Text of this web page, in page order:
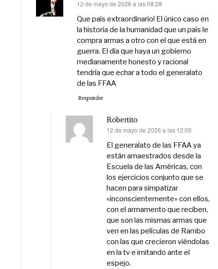
dice:
12 de mayo de 2026 a las 08:28
Que país extraordinario! El único caso en
la historia de la humanidad que un país le
compra armas a otro con el que está en
guerra. El día que haya un gobierno
medianamente honesto y racional
tendría que echar a todo el generalato
de las FFAA
Responder
Robertito
dice:
12 de mayo de 2026 a las 12:05
El generalato de las FFAA ya
están amaestrados desde la
Escuela de las Américas, con
los ejercicios conjunto que se
hacen para simpatizar
«inconscientemente» con ellos,
con el armamento que reciben,
que son las mismas armas que
ven en las películas de Rambo
con las que crecieron viéndolas
en la tv e imitando ante el
espejo.